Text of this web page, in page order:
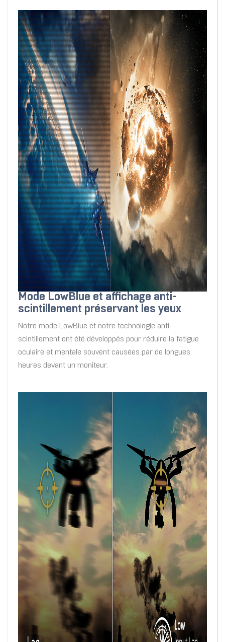
Mode LowBlue et affichage anti-
scintillement préservant les yeux
Notre mode LowBlue et notre technologie anti-
scintillement ont été développés pour réduire la fatigue
oculaire et mentale souvent causées par de longues
heures devant un moniteur.